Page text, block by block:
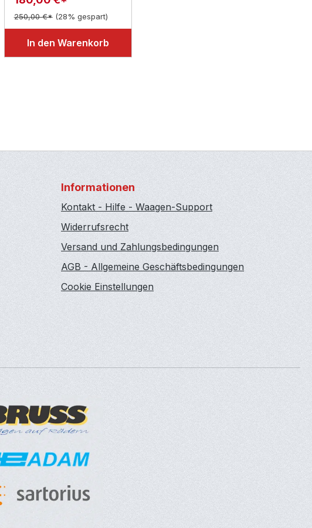
250,00 €* (28% gespart)
In den Warenkorb
Informationen
Kontakt - Hilfe - Waagen-Support
Widerrufsrecht
Versand und Zahlungsbedingungen
AGB - Allgemeine Geschäftsbedingungen
Cookie Einstellungen